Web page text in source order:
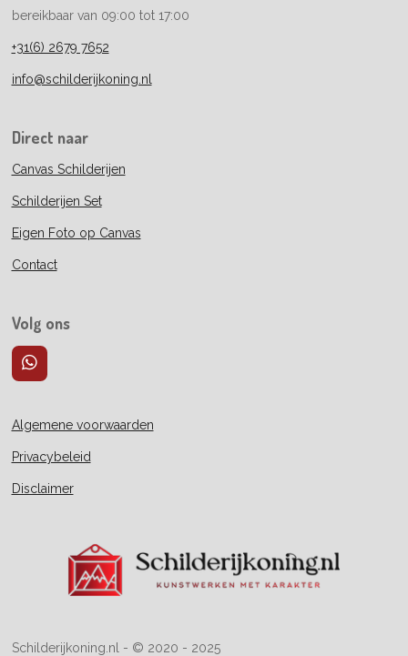
bereikbaar van 09:00 tot 17:00
+31(6) 2679 7652
info@schilderijkoning.nl
Direct naar
Canvas Schilderijen
Schilderijen Set
Eigen Foto op Canvas
Contact
Volg ons
W
h
t
s
A
p
p
Algemene voorwaarden
Privacybeleid
Disclaimer
Schilderijkoning.nl - © 2020 - 2025